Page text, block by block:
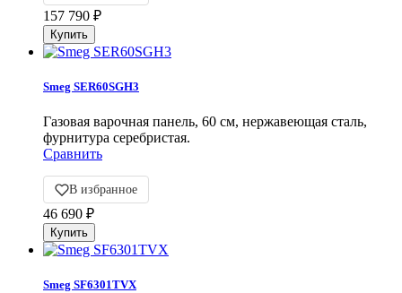
157 790 ₽
Smeg SER60SGH3
Газовая варочная панель, 60 cм, нержавеющая сталь,
фурнитура серебристая.
Сравнить
В избранное
46 690 ₽
Smeg SF6301TVX